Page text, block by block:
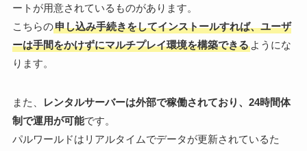
ートが用意されているものがあります。
こちらの申し込み手続きをしてインストールすれば、ユーザ
ーは手間をかけずにマルチプレイ環境を構築できるようにな
ります。
また、
レンタルサーバーは外部で稼働されており、24時間体
制で運用が可能です。
パルワールドはリアルタイムでデータが更新されているた